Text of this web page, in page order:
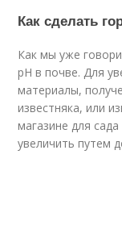
Как сделать
Как мы уже
pH в почве. Для
материалы,
известняка, или
магазине для
увеличить путем